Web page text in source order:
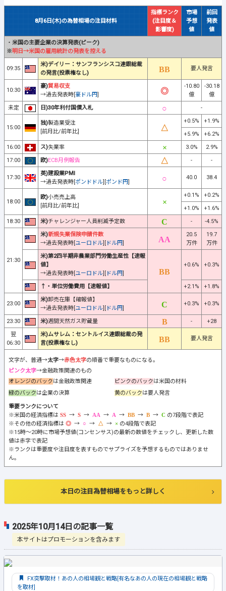
2025年10月14日の記事一覧
本サイトはプロモーションを含みます
FX突撃取材！あの人の相場観と戦略[有名なあの人の現在の相場観と戦略
を取材]
8月6日(木)の為替相場の注目材料
指標ランク
(注目度＆
影響度)
市場
予想
値
前回
発表
値
・ 米国の主要企業の決算発表(ピーク)
※明日→米国の雇用統計の発表を控える
09:35
米)デイリー：サンフランシスコ連銀総裁
の発言(投票権なし)
要人発言
10:30
豪)貿易収支
→過去発表時[豪ドル円]
-10.80
億
-30.18
億
未定
日)30年利付国債入札 -
15:00
独)製造業受注
[前月比/前年比]
+0.5%
+1.9%
+5.9%
+6.2%
16:00
ス)失業率 3.0%
2.9%
17:00
欧)ECB月例報告 - -
17:30
英)建設業PMI
→過去発表時[ポンドドル][ポンド円]
40.0 38.4
18:00
欧)小売売上高
[前月比/前年比]
+0.1%
+0.2%
+1.0%
+1.6%
18:30
米)チャレンジャー人員削減予定数 - -4.5%
21:30
米)新規失業保険申請件数
→過去発表時[ユーロドル][ ドル円]
20.5
万件
19.7
万件
米)第2四半期非農業部門労働生産性【速報
値】
→過去発表時[ユーロドル][ ドル円]
+0.6% +0.3%
↑・単位労働費用【速報値】 +2.1% +1.8%
23:00
米)卸売在庫【確報値】
→過去発表時[ユーロドル][ ドル円]
+0.3% +0.3%
23:30 米)週間天然ガス貯蔵量 -
+28
翌
06:30
米)ムサレム：セントルイス連銀総裁の発
言(投票権なし)
要人発言
文字が、普通→太字→赤色太字の順番で重要なものになる。
ピンク太字→金融政策関連のもの
オレンジのバックは金融政策関連 ピンクのバックは米国の材料
緑のバックは企業の決算 黄のバックは要人発言
重要ランクについて
※米国の経済指標は
→ → → → → →
の7段階で表記
※その他の経済指標は
→ → →
の4段階で表記
※15時～20時に市場予想値(コンセンサス)の最新の数値をチェックし、更新した数
値は赤字で表記
※ランクは重要度や注目度を表すものでサプライズを予想するものではありませ
ん。
本日の注目為替相場をもっと詳しく